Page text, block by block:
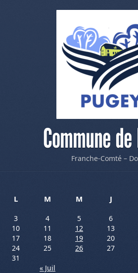
Commune
Franche-Comté –
L
M M J
3
4 5 6
10
11 12 13
17
18 19 20
24
25 26 27
31
« Juil